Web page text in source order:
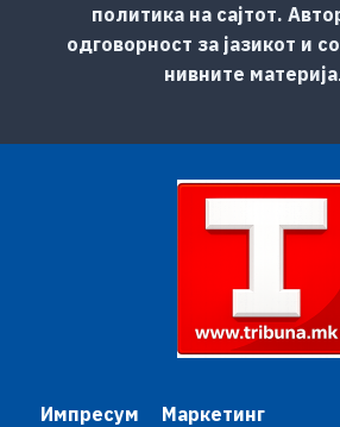
политика на сајтот.
одговорност за јазикот и
нивните
Импресум
Маркетинг